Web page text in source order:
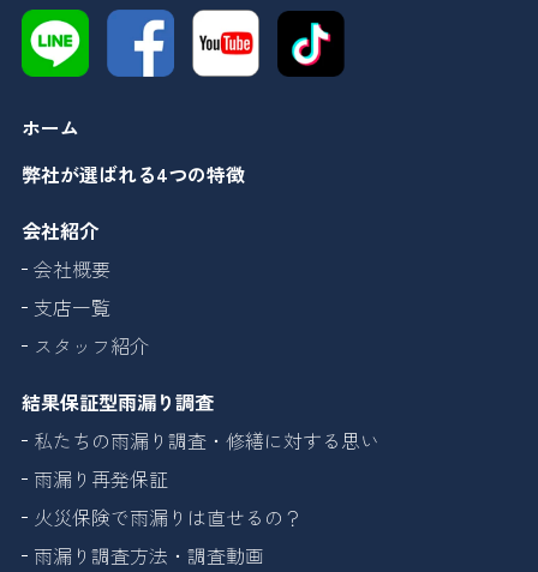
ホーム
弊社が選ばれる4つの特徴
会社紹介
会社概要
支店一覧
スタッフ紹介
結果保証型雨漏り調査
私たちの雨漏り調査・修繕に対する思い
雨漏り再発保証
火災保険で雨漏りは直せるの？
雨漏り調査方法・調査動画